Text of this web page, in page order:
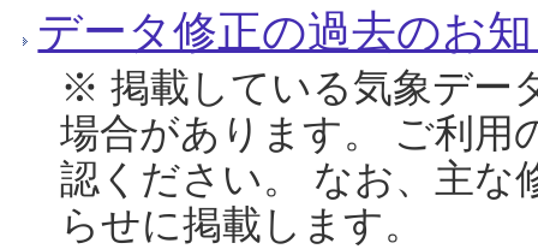
データ修正の過去のお
※ 掲載している気象デー
場合があります。 ご利用
認ください。 なお、主な
らせに掲載します。